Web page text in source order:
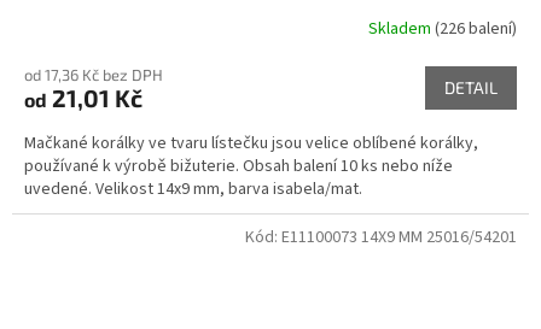
Skladem (226 balení)
od 17,36 Kč bez DPH
od 21,01 Kč DETAIL
Mačkané korálky ve tvaru lístečku jsou velice oblíbené korálky,
používané k výrobě bižuterie. Obsah balení 10 ks nebo níže
uvedené. Velikost 14x9 mm, barva isabela/mat.
Kód: E11100073 14X9 MM 25016/54201